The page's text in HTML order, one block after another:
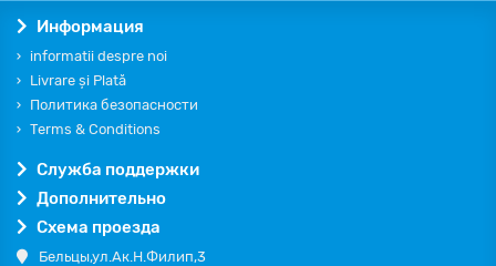
Информация
informatii despre noi
Livrare și Plată
Политика безопасности
Terms & Conditions
Служба поддержки
Дополнительно
Схема проезда
Бельцы,ул.Ак.Н.Филип,3